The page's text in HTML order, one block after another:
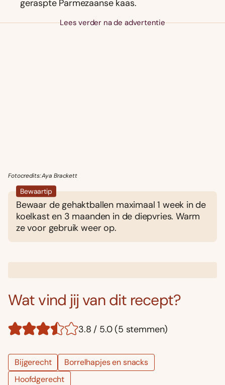
geraspte Parmezaanse kaas.
Lees verder na de advertentie
Fotocredits: Aya Brackett
Bewaartip
Bewaar de gehaktballen maximaal 1 week in de
koelkast en 3 maanden in de diepvries. Warm
ze voor gebruik weer op.
Wat vind jij van dit recept?
3.8 / 5.0 (5 stemmen)
Bijgerecht
Borrelhapjes en snacks
Hoofdgerecht